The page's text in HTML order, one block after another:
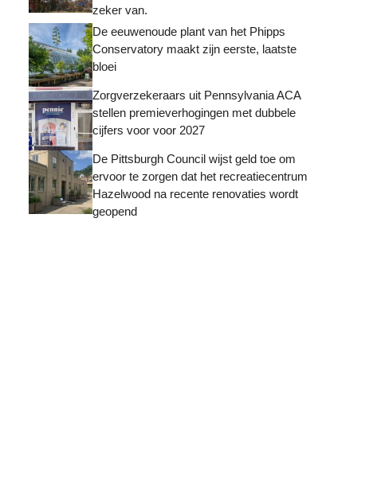
zeker van.
De eeuwenoude plant van het Phipps
Conservatory maakt zijn eerste, laatste
bloei
Zorgverzekeraars uit Pennsylvania ACA
stellen premieverhogingen met dubbele
cijfers voor voor 2027
De Pittsburgh Council wijst geld toe om
ervoor te zorgen dat het recreatiecentrum
Hazelwood na recente renovaties wordt
geopend